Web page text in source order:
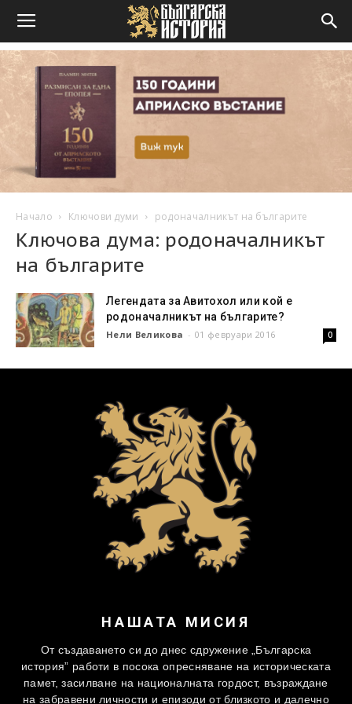
Начало Ключови думи родоначалникът на българите
Ключова дума: родоначалникът
на българите
Легендата за Авитохол или кой е
родоначалникът на българите?
Нели Великова - 01 февруари 2016 0
НАШАТА МИСИЯ
От създаването си до днес сдружение „Българска
история” работи в посока опресняване на историческата
памет, засилване на националната гордост, възраждане
на забравени личности и епизоди от близкото и далечно